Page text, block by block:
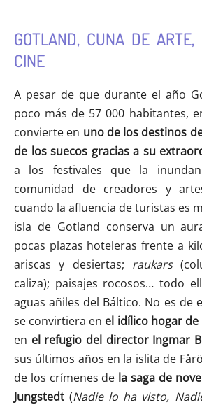
GOTLAND, CUNA DE
CINE
A pesar de que durante el año
poco más de 57 000 habitantes,
convierte en uno de los destinos
de los suecos gracias a su
a los festivales que la
comunidad de creadores y
cuando la afluencia de turistas es
isla de Gotland conserva un
pocas plazas hoteleras frente a
ariscas y desiertas; raukars
caliza); paisajes rocosos… todo
aguas añiles del Báltico. No es de
se convirtiera en el idílico hogar de
en el refugio del director Ingmar
sus últimos años en la islita de
de los crímenes de la saga de
Jungstedt (Nadie lo ha visto,